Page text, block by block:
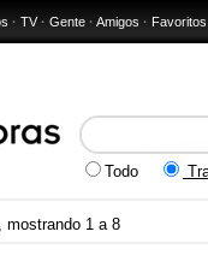
· TV · Gente · Amigos · Favoritos
Todo
, mostrando 1 a 8